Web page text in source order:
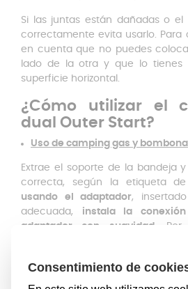
Si las juntas están dañadas o
correctamente evita usarlo.
en cuenta que no puedes
lado de la otra y que lo tienes
superficie horizontal.
¿Cómo utilizar el
dual Outer Start?
Uso de camping gas y bombona
Extrae el soporte de la bandeja
correcta, según la etiqueta de
usando el adaptador,
adecuada, instala la
adaptador con suavidad. Por
Uso de camping gas y cartucho